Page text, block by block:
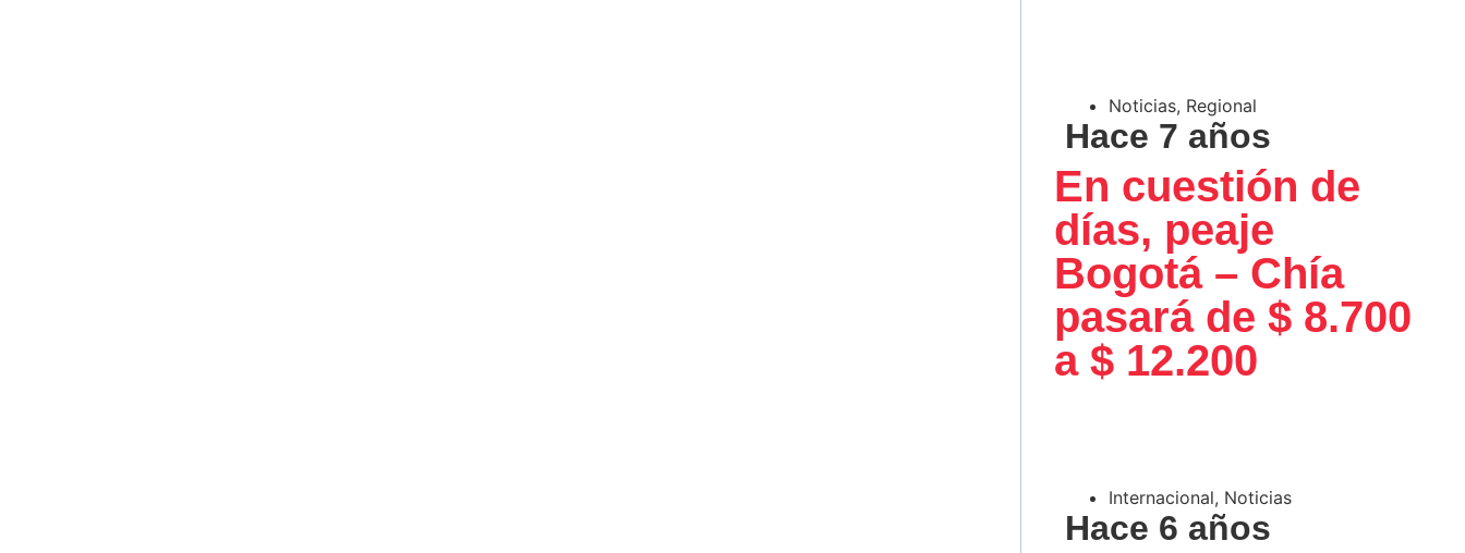
Noticias, Regional
Hace 7 años
En cuestión de
días, peaje
Bogotá – Chía
pasará de $ 8.700
a $ 12.200
Internacional, Noticias
Hace 6 años